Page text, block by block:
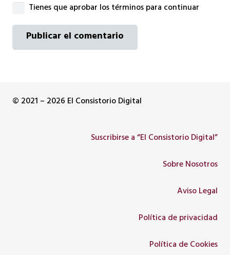
Tienes que aprobar los términos para continuar
Publicar el comentario
© 2021 – 2026 El Consistorio Digital
Suscribirse a “El Consistorio Digital”
Sobre Nosotros
Aviso Legal
Política de privacidad
Política de Cookies